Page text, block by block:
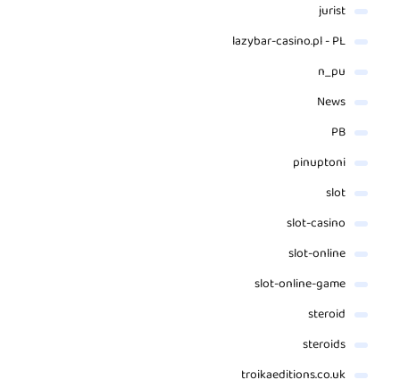
jurist
lazybar-casino.pl - PL
n_pu
News
PB
pinuptoni
slot
slot-casino
slot-online
slot-online-game
steroid
steroids
troikaeditions.co.uk